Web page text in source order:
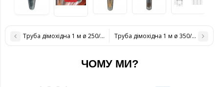
Труба дімохідна 1 м ø 250/320 н / оц 1 ммТруба дімохідна 1 м ø 350/420 н /
ЧОМУ МИ?